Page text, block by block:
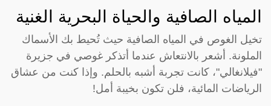
المياه الصافية والحياة البحرية الغنية
تخيل الغوص في المياه الصافية حيث تُحيط بك الأسماك
الملونة. أشعر بالانتعاش عندما أتذكر غوصي في جزيرة
"فيلانغالي"، كانت تجربة أشبه بالحلم. وإذا كنت من عشاق
الرياضات المائية، فلن تكون بخيبة أمل!